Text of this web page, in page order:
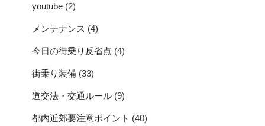
youtube (2)
メンテナンス (4)
今日の街乗り反省点 (4)
街乗り装備 (33)
道交法・交通ルール (9)
都内近郊要注意ポイント (40)